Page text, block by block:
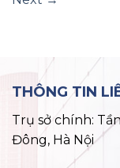
THÔNG TIN
Trụ sở chính:
Đông, Hà Nội